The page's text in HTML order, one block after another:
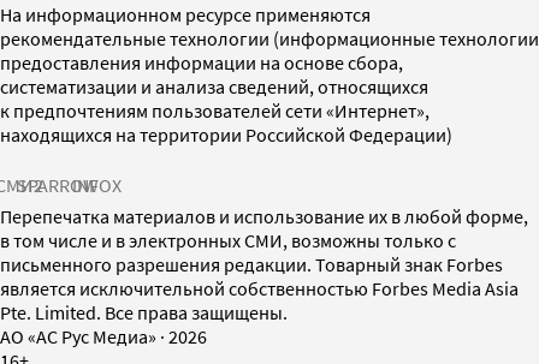
На информационном ресурсе применяются
рекомендательные технологии (информационные технологии
предоставления информации на основе сбора,
систематизации и анализа сведений, относящихся
к предпочтениям пользователей сети «Интернет»,
находящихся на территории Российской Федерации)
SPARROWINFOX
Перепечатка материалов и использование их в любой форме,
в том числе и в электронных СМИ, возможны только с
письменного разрешения редакции. Товарный знак Forbes
является исключительной собственностью Forbes Media Asia
Pte. Limited. Все права защищены.
AO «АС Рус Медиа» · 2026